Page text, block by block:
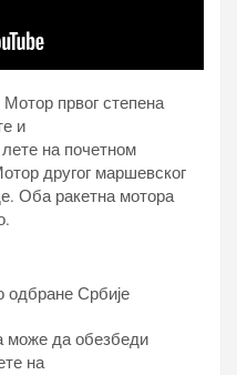
првог степена
и
на почетном
другог маршевског
Оба ракетна мотора
одбране Србије
може да обезбеди
на